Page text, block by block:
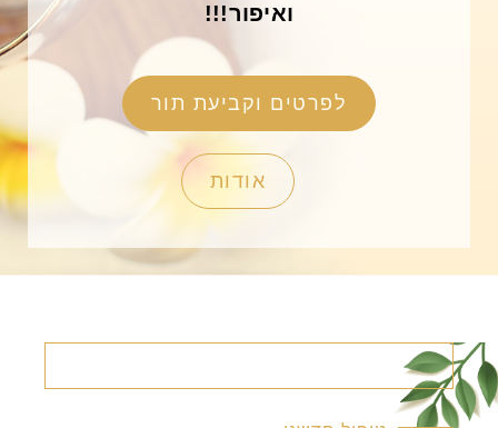
ואיפור!!!
לפרטים וקביעת תור
אודות